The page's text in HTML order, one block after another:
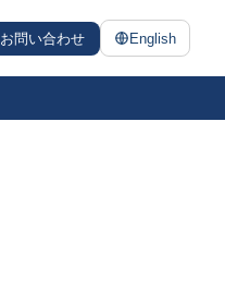
お問い合わせ English